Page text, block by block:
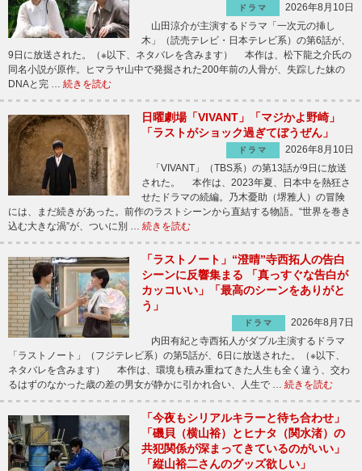
ドラマ
2026年8月10日
山田涼介が主演するドラマ「一次元の挿し
木」（読売テレビ・日本テレビ系）の第6話が、
9日に放送された。（※以下、ネタバレを含みます） 本作は、松下龍之介氏の
同名小説が原作。ヒマラヤ山中で発掘された200年前の人骨が、失踪した妹の
DNAと完 … 続きを読む
日曜劇場「VIVANT」「マジかよ野崎」
「ラストがショック過ぎてぼうぜん」
ドラマ
2026年8月10日
「VIVANT」（TBS系）の第13話が9日に放送
された。 本作は、2023年夏、日本中を熱狂さ
せたドラマの続編。乃木憂助（堺雅人）の冒険
には、まだ続きがあった。前作のラストシーンから直結する物語。“世界を巻き
込む大きな渦”が、ついに別 … 続きを読む
「ラストノート」“澄晴”寺西拓人の告白
シーンに反響集まる 「真っすぐな告白が
カッコいい」「最高のシーンをありがと
う」
ドラマ
2026年8月7日
内田有紀と寺西拓人がダブル主演するドラマ
「ラストノート」（フジテレビ系）の第5話が、6日に放送された。（※以下、
ネタバレを含みます） 本作は、環境も積み重ねてきた人生も全く違う、交わ
るはずのなかった歳の差の男女が静かに引かれ合い、人生で … 続きを読む
「今夜もシリアルキラーと待ち合わせ」
「磯貝（横山裕）とヒナタ（関水渚）の
共犯関係が深まってきているのがいい」
「縦山裕二さんのグッズ欲しい」